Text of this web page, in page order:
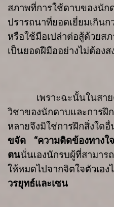
สภาพที่การใช้ดาบของนัก
ปรารถนาที่ยอดเยี่ยมเกินก
หรือใช้มือเปล่าต่อสู้ด้วยส
เป็นยอดฝีมืออย่างไม่ต้องส
เพราะฉะนั้นในสา
วิชาของนักดาบและการฝึก
หลายจึงมิใช่การฝึกสิ่งใด
ขจัด “ความติดข้องทางใจ
ตนนั่นเองนักรบผู้ที่สามาร
ให้หมดไปจากจิตใจตัวเอง
วรยุทธ์และเซน